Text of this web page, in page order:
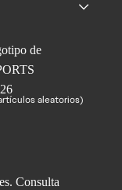
aleatorios)
Consulta